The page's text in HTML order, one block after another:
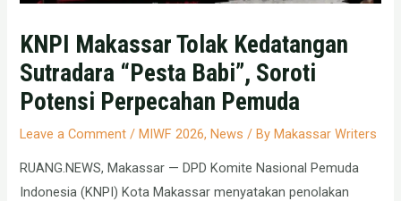
KNPI Makassar Tolak Kedatangan
Sutradara “Pesta Babi”, Soroti
Potensi Perpecahan Pemuda
Leave a Comment /MIWF 2026,News / ByMakassar Writers
RUANG.NEWS, Makassar — DPD Komite Nasional Pemuda
Indonesia (KNPI) Kota Makassar menyatakan penolakan